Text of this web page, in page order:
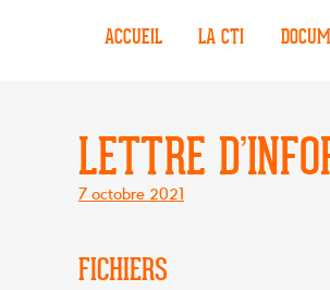
ACCUEIL LA CTI
LETTRE
Posté
7 octobre 2021
FICHIERS